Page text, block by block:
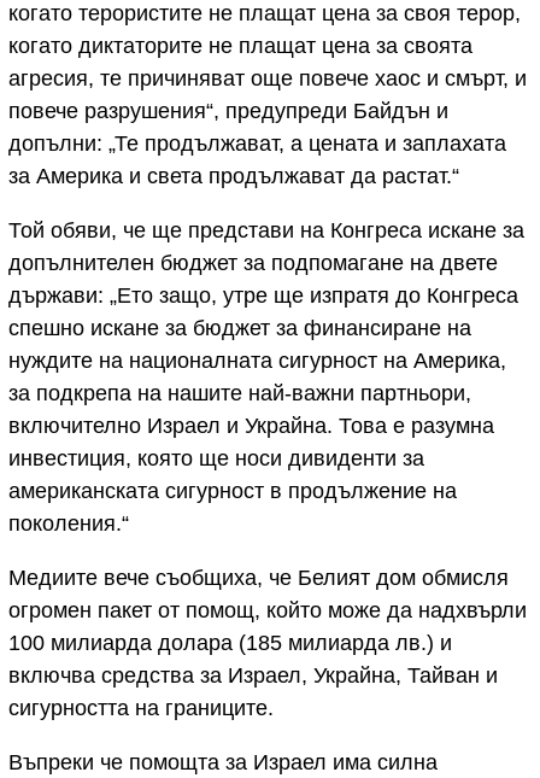
когато терористите не плащат цена за своя терор,
когато диктаторите не плащат цена за своята
агресия, те причиняват още повече хаос и смърт, и
повече разрушения“, предупреди Байдън и
допълни: „Те продължават, а цената и заплахата
за Америка и света продължават да растат.“
Той обяви, че ще представи на Конгреса искане за
допълнителен бюджет за подпомагане на двете
държави: „Ето защо, утре ще изпратя до Конгреса
спешно искане за бюджет за финансиране на
нуждите на националната сигурност на Америка,
за подкрепа на нашите най-важни партньори,
включително Израел и Украйна. Това е разумна
инвестиция, която ще носи дивиденти за
американската сигурност в продължение на
поколения.“
Медиите вече съобщиха, че Белият дом обмисля
огромен пакет от помощ, който може да надхвърли
100 милиарда долара (185 милиарда лв.) и
включва средства за Израел, Украйна, Тайван и
сигурността на границите.
Въпреки че помощта за Израел има силна